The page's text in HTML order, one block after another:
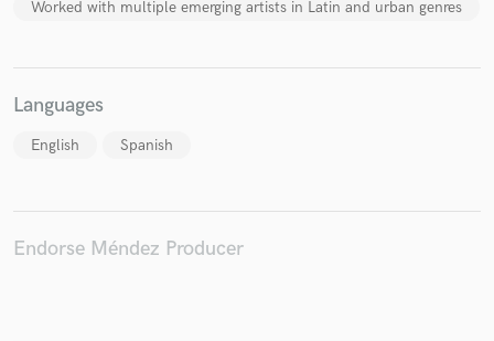
Worked with multiple emerging artists in Latin and urban genres
Languages
English Spanish
Endorse Méndez Producer